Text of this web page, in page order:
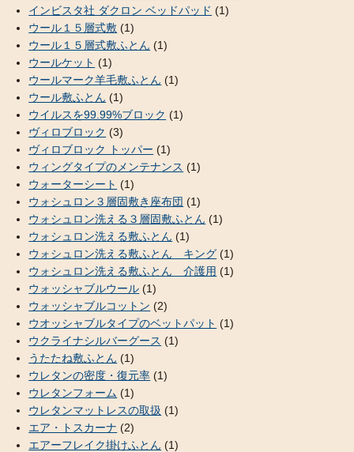
インビスタ社 ダクロン ベッドパッド (1)
ウール１５層式敷 (1)
ウール１５層式敷ふとん (1)
ウールケット (1)
ウールマーク羊毛敷ふとん (1)
ウール敷ふとん (1)
ウイルスを99.99%ブロック (1)
ヴィロブロック (3)
ヴィロブロック トッパー (1)
ウィングタイプのメンテナンス (1)
ウォーターシート (1)
ウォシュロン３層固敷き座布団 (1)
ウォシュロン洗える３層固敷ふとん (1)
ウォシュロン洗える敷ふとん (1)
ウォシュロン洗える敷ふとん キング (1)
ウォシュロン洗える敷ふとん 介護用 (1)
ウォッシャブルウール (1)
ウォッシャブルコットン (2)
ウオッシャブルタイプのベットパット (1)
ウクライナシルバーグース (1)
うたたね敷ふとん (1)
ウレタンの密度・復元率 (1)
ウレタンフォーム (1)
ウレタンマットレスの取扱 (1)
エア・トスカーナ (2)
エアーフレイク掛けふとん (1)